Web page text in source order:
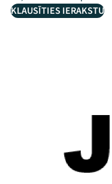
KLAUSĪTIES IERAKSTU